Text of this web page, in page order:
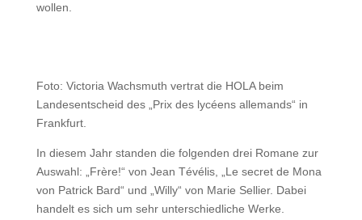
wollen.
Foto: Victoria Wachsmuth vertrat die HOLA beim
Landesentscheid des „Prix des lycéens allemands“ in
Frankfurt.
In diesem Jahr standen die folgenden drei Romane zur
Auswahl: „Frère!“ von Jean Tévélis, „Le secret de Mona
von Patrick Bard“ und „Willy“ von Marie Sellier. Dabei
handelt es sich um sehr unterschiedliche Werke.